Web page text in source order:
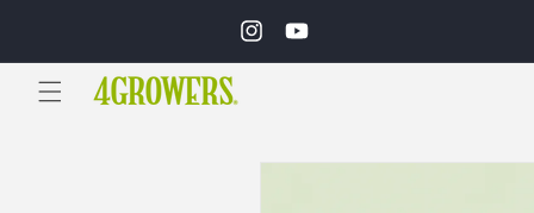
InstagramYouTube
directamente